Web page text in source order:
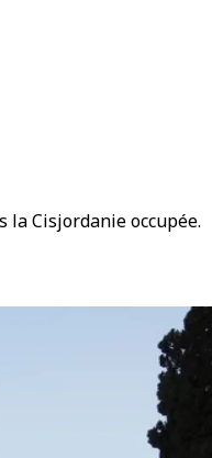
Cisjordanie occupée.